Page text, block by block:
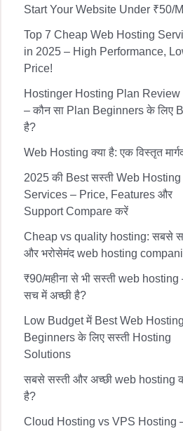
Start Your Website Under ₹50/
Top 7 Cheap Web Hosting
in 2025 – High Performance,
Price!
Hostinger Hosting Plan Review
– कौन सा Plan Beginners के लिए
है?
Web Hosting क्या है: एक विस्तृत
2025 की Best सस्ती Web Hosting
Services – Price, Features और
Support Compare करें
Cheap vs quality hosting: सबसे
और भरोसेमंद web hosting
₹90/महीना से भी सस्ती web hosting
सच में अच्छी है?
Low Budget में Best Web
Beginners के लिए सस्ती Hosting
Solutions
सबसे सस्ती और अच्छी web hosting
है?
Cloud Hosting vs VPS Hosting